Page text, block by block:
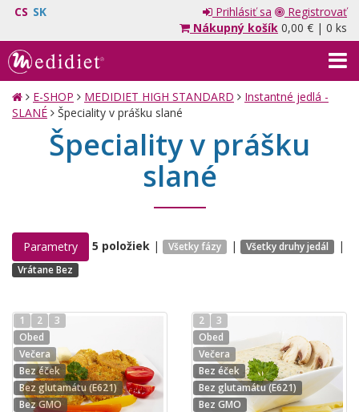
CS SK Prihlásiť sa
Registrovať
Nákupný košík 0,00 €| 0 ks
E-SHOP MEDIDIET HIGH STANDARD
Instantné jedlá -
SLANÉ
Špeciality v prášku slané
Špeciality v prášku
slané
Parametry 5 položiek | Všetky fázy | Všetky druhy jedál |
Vrátane Bez
1 2
3
Obed
Večera
Bez éček
Bez glutamátu (E621)
Bez GMO
2
3
Obed
Večera
Bez éček
Bez glutamátu (E621)
Bez GMO